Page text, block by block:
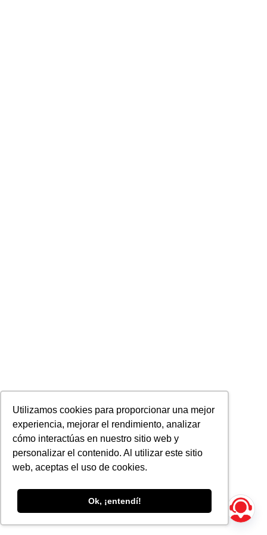
Utilizamos cookies para proporcionar una mejor
experiencia, mejorar el rendimiento, analizar
cómo interactúas en nuestro sitio web y
personalizar el contenido. Al utilizar este sitio
web, aceptas el uso de cookies.
Ok, ¡entendí!